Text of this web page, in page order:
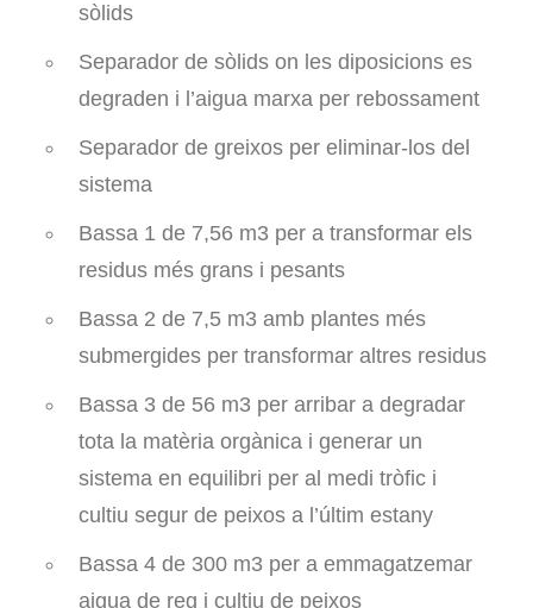
sòlids
Separador de sòlids on les diposicions es
degraden i l’aigua marxa per rebossament
Separador de greixos per eliminar-los del
sistema
Bassa 1 de 7,56 m3 per a transformar els
residus més grans i pesants
Bassa 2 de 7,5 m3 amb plantes més
submergides per transformar altres residus
Bassa 3 de 56 m3 per arribar a degradar
tota la matèria orgànica i generar un
sistema en equilibri per al medi tròfic i
cultiu segur de peixos a l’últim estany
Bassa 4 de 300 m3 per a emmagatzemar
aigua de reg i cultiu de peixos